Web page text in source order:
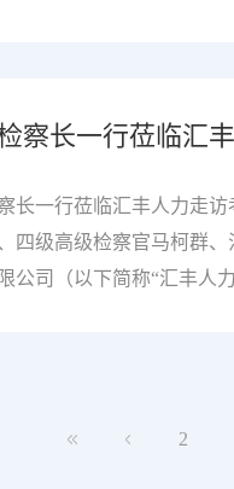
历，不仅是一段职业生
燃了一把智慧的火，“
练多年，王琳的语气里
察长一行莅临汇
长一行莅临汇丰人力走
四级高级检察官马柯群
公司（以下简称“汇丰人
2